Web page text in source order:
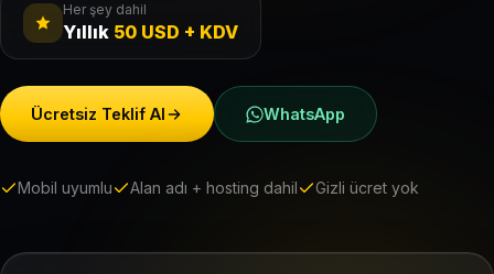
Her şey dahil
Yıllık 50 USD + KDV
Ücretsiz Teklif Al WhatsApp
Mobil uyumlu Alan adı + hosting dahil Gizli ücret yok